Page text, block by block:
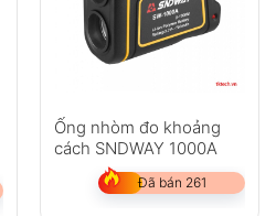
Ống nhòm đo khoảng
cách SNDWAY 1000A
Đã bán 261